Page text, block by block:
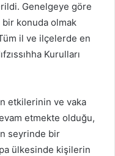
Genelgeye göre
bir konuda olmak
il ve ilçelerde en
Kurulları
etkilerinin ve vaka
etmekte olduğu,
seyrinde bir
ülkesinde kişilerin